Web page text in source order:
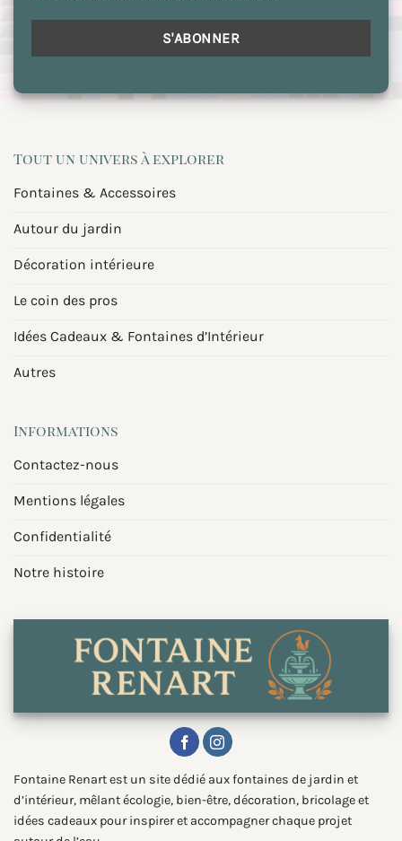
Tout un univers à explorer
Fontaines & Accessoires
Autour du jardin
Décoration intérieure
Le coin des pros
Idées Cadeaux & Fontaines d’Intérieur
Autres
Informations
Contactez-nous
Mentions légales
Confidentialité
Notre histoire
Fontaine Renart est un site dédié aux fontaines de jardin et
d’intérieur, mêlant écologie, bien-être, décoration, bricolage et
idées cadeaux pour inspirer et accompagner chaque projet